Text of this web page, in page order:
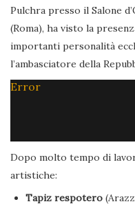
Pulchra presso il Salone
(Roma), ha visto la
importanti personalità
l’ambasciatore della
Error
Dopo molto tempo di
artistiche:
Tapiz respotero